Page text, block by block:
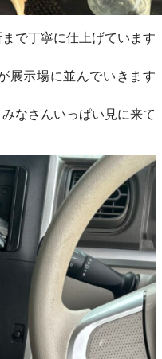
で丁寧に仕上げています
展示場に並んでいきます
なさんいっぱい見に来て